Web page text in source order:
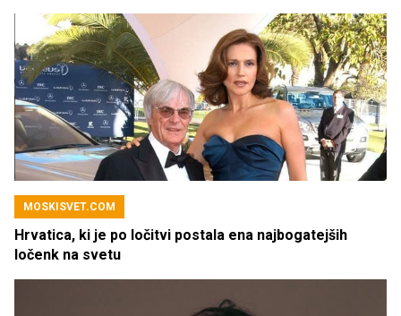
MOSKISVET.COM
Hrvatica, ki je po ločitvi postala ena najbogatejših
ločenk na svetu